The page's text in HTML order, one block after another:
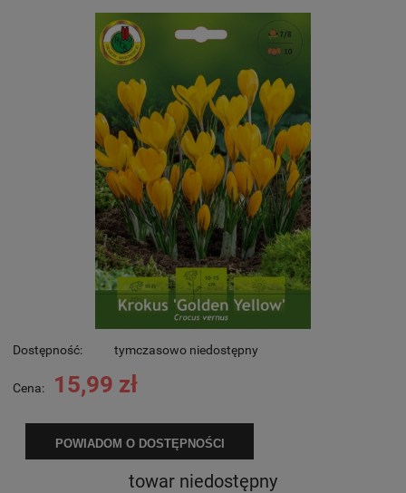
Dostępność: tymczasowo niedostępny
Cena: 15,99 zł
POWIADOM O DOSTĘPNOŚCI
towar niedostępny